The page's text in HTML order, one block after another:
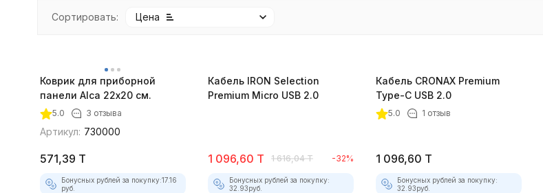
Сортировать: Цена
Коврик для приборной
панели Alca 22х20 см.
5.0 3 отзыва
Артикул: 730000
571,39 T
Бонусных рублей за покупку:17.16
руб.
Кабель IRON Selection
Premium Micro USB 2.0
1 096,60 T 1 616,04 T -32%
Бонусных рублей за покупку:
32.93руб.
Кабель CRONAX Premium
Type-C USB 2.0
5.0 1 отзыв
1 096,60 T
Бонусных рублей за покупку:
32.93руб.